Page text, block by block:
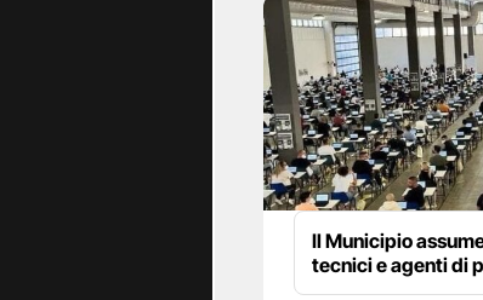
Il Municipio
tecnici e agenti di